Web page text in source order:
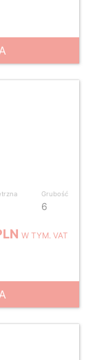
Grubość
6
W TYM. VAT